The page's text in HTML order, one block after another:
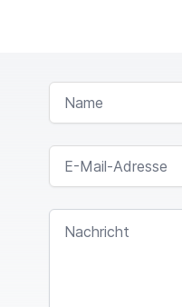
NAME
E-MAIL-ADRESSE
NACHRICHT